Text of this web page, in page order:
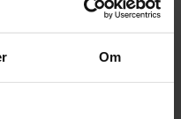
Om
349,-
Utskudd
Jørn Lier Horst
EBOK